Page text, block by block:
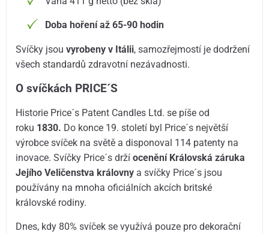
Doba hoření až 65-90 hodin
Svíčky jsouvyrobeny v Itálii, samozřejmostí je dodržení
všech standardů zdravotní nezávadnosti.
O svíčkách PRICE´S
Historie Price´s Patent Candles Ltd. se píše od
roku 1830. Do konce 19. století byl Price´s největší
výrobce svíček na světě a disponoval 114 patenty na
inovace. Svíčky Price´s držíocenění Královská záruka
Jejího Veličenstva královny a svíčky Price´s jsou
používány na mnoha oficiálních akcích britské
královské rodiny.
Dnes, kdy 80% svíček se využívá pouze pro dekorační